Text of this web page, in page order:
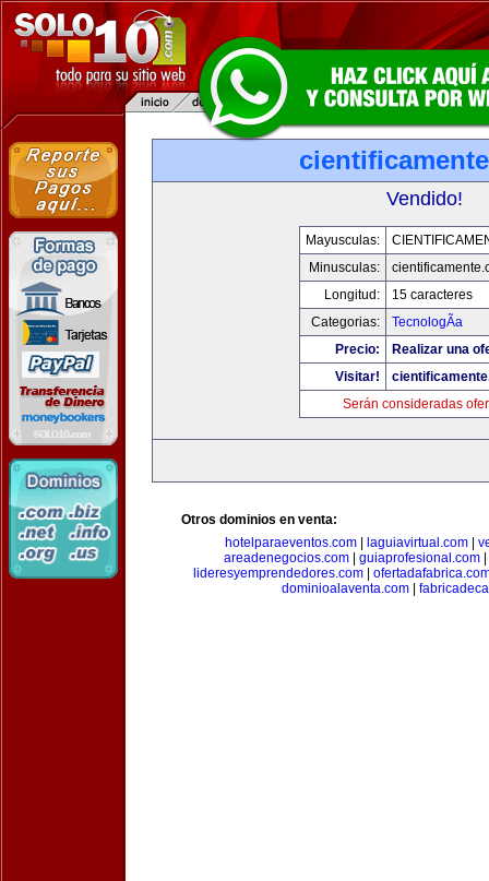
Vendido!
Mayusculas:
Minusculas:
Longitud:
15 caracteres
Categorias:
TecnologÃ­a
Precio:
Realizar una
Visitar!
Serán consideradas
Otros dominios en venta:
hotelparaeventos.com
laguiavirtual.com
areadenegocios.com
guiaprofesional.com
lideresyemprendedores.com
dominioalaventa.com|